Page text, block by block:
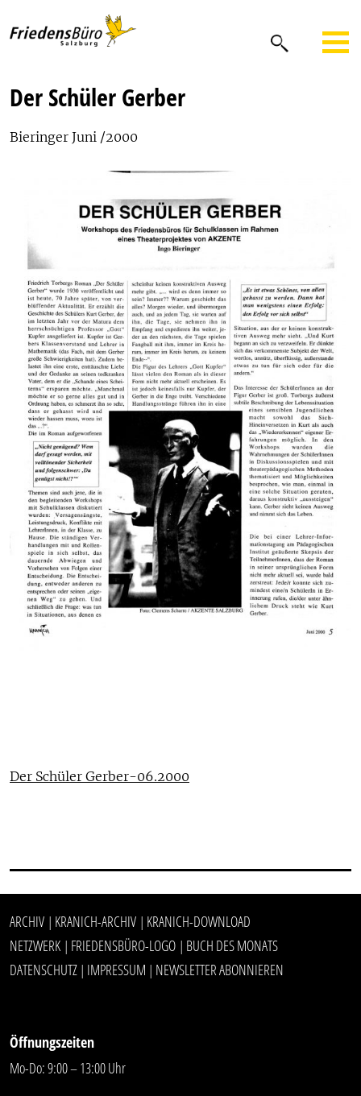
Der Schüler Gerber
Bieringer Juni /2000
Der Schüler Gerber-06.2000
ARCHIV | KRANICH-ARCHIV | KRANICH-DOWNLOAD
NETZWERK | FRIEDENSBÜRO-LOGO | BUCH DES MONATS
DATENSCHUTZ | IMPRESSUM | NEWSLETTER ABONNIEREN
Öffnungszeiten
Mo-Do: 9:00 – 13:00 Uhr